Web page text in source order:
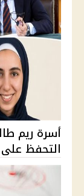
التحفظ على